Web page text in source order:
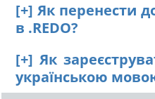
[+] Як перенести
в .REDO?
[+] Як
українською